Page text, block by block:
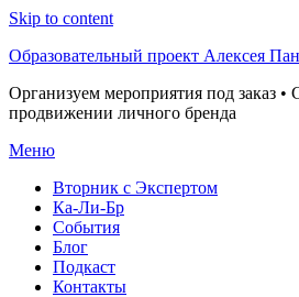
Skip to content
Образовательный проект Алексея
Организуем мероприятия под заказ •
продвижении личного бренда
Меню
Вторник с Экспертом
Ка-Ли-Бр
События
Блог
Подкаст
Контакты